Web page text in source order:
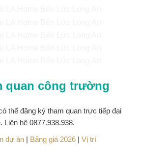
quan công trường
thể đăng ký tham quan trực tiếp đại
Liên hệ 0877.938.938.
dự án | Bảng giá 2026 | Vị trí